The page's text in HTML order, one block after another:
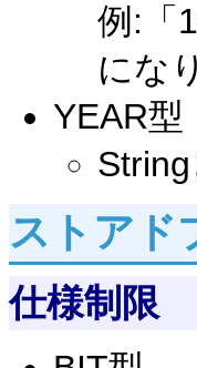
例:「
にな
YEAR型
ストアド
仕様制限